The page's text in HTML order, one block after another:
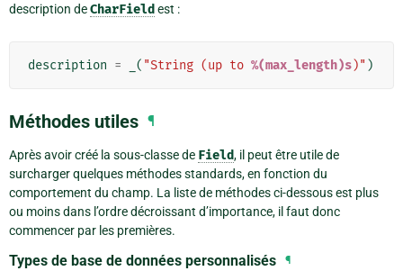
description deCharFieldest :
description = ( "String (up to %(max_length)s)" )
Méthodes utiles ¶
Après avoir créé la sous-classe de Field, il peut être utile de
surcharger quelques méthodes standards, en fonction du
comportement du champ. La liste de méthodes ci-dessous est plus
ou moins dans l’ordre décroissant d’importance, il faut donc
commencer par les premières.
Types de base de données personnalisés ¶